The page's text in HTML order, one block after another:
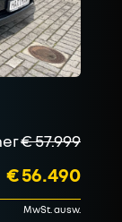
€ 57.999
€ 56.490
MwSt. ausw.